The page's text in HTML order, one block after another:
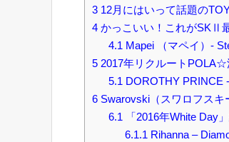
3 12月にはいって話題の
4 かっこいい！これがSKⅡ
4.1 Mapei （マペイ）-
5 2017年リクルートPOLA☆
5.1 DOROTHY PRINCE
6 Swarovski（スワロフス
6.1 「2016年White Day
6.1.1 Rihanna –